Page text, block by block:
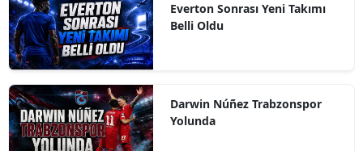
Everton Sonrası Yeni Takımı
Belli Oldu
Darwin Núñez Trabzonspor
Yolunda